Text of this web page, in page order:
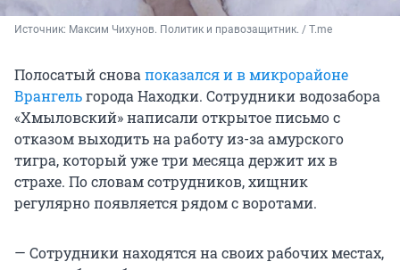
Источник: Максим Чихунов. Политик и правозащитник. / T.me
Полосатый снова показался и в микрорайоне
Врангельгорода Находки. Сотрудники водозабора
«Хмыловский» написали открытое письмо с
отказом выходить на работу из-за амурского
тигра, который уже три месяца держит их в
страхе. По словам сотрудников, хищник
регулярно появляется рядом с воротами.
— Сотрудники находятся на своих рабочих местах,